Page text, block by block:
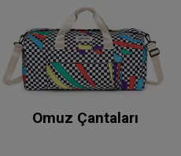
Omuz Çantaları